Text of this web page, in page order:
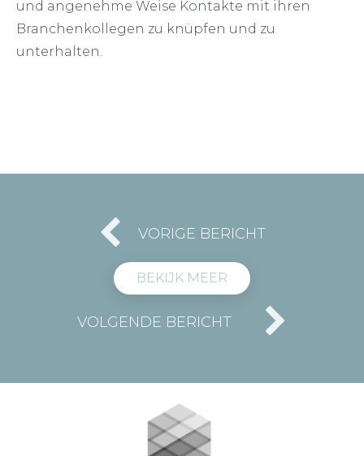
und angenehme Weise Kontakte mit ihren
Branchenkollegen zu knüpfen und zu
unterhalten.
VORIGE BERICHT
BEKIJK MEER
VOLGENDE BERICHT